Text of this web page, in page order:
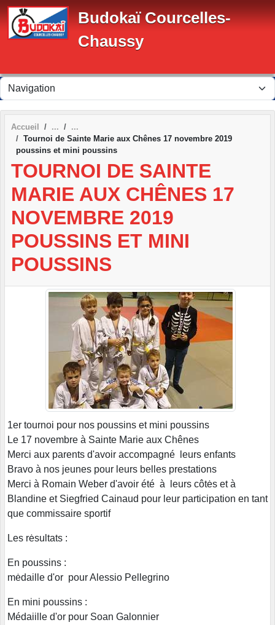
Budokaï Courcelles-
Chaussy
Accueil
Tournoi de Sainte Marie aux Chênes 17 novembre 2019
poussins et mini poussins
TOURNOI DE SAINTE
MARIE AUX CHÊNES 17
NOVEMBRE 2019
POUSSINS ET MINI
POUSSINS
1er tournoi pour nos poussins et mini poussins
Le 17 novembre à Sainte Marie aux Chênes
Merci aux parents d'avoir accompagné leurs enfants
Bravo à nos jeunes pour leurs belles prestations
Merci à Romain Weber d'avoir été à leurs côtės et à
Blandine et Siegfried Cainaud pour leur participation en tant
que commissaire sportif
Les rėsultats :
En poussins :
mėdaille d'or pour Alessio Pellegrino
En mini poussins :
Médaiille d'or pour Soan Galonnier
Panneau de gestion des cookies